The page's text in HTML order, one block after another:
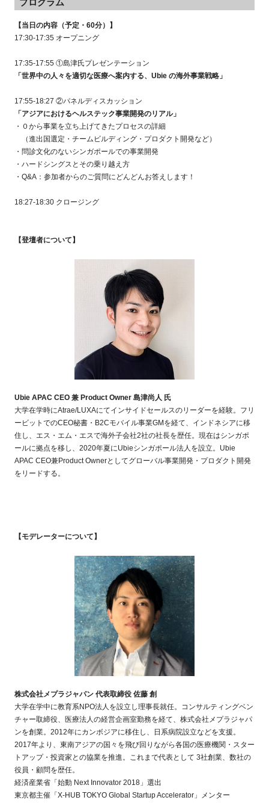
プログラム
【当日の内容（予定・60分）】
17:30-17:35 オープニング
17:35-17:55 ①島津氏プレゼンテーション
「世界中の人々を適切な医療へ案内する、Ubie の海外事業戦略」
17:55-18:27 ②パネルディスカッション
「アジアにおけるヘルステック事業開発のリアル」
・０から事業を立ち上げてきたプロセスの詳細
（進出国選定・チームビルディング・プロダクト開発など）
・問診文化のないシンガポールでの事業開発
・ハードシングスとその乗り越え方
・Q&A：参加者からのご質問にどんどんお答えします！
18:27-18:30 クロージング
【登壇者について】
Ubie APAC CEO 兼 Product Owner 島津尚人 氏
大学在学時にAtrae/LUXAにてインサイドセールスのリーダーを経験。フリ
ービットでのCEO秘書・B2Cモバイル事業GMを経て、インドネシアに移
住し、エス・エム・エスで海外子会社2社の社長を歴任。現在はシンガポ
ールに拠点を移し、2020年夏にUbieシンガポール法人を設立。Ubie
APAC CEO兼Product Ownerとしてグローバル事業開発・プロダクト開発
をリードする。
【モデレーターについて】
株式会社メプラジャパン 代表取締役 佐藤 創
大学在学中に教育系NPO法人を設立し理事長就任。コンサルティングベン
チャー取締役、医療法人の経営企画室勤務を経て、株式会社メプラジャパ
ンを創業。 2012年にカンボジアに移住し、日系病院設立などを支援。
2017年より、東南アジアの国々を飛び回りながら各国の医療機関・スター
トアップ・投資家との協業を推進。これまで代表として 3社創業、数社の
役員・顧問を歴任。
経済産業省「始動Next Innovator 2018」選出
東京都主催「 X-HUB TOKYO Global Startup Accelerator」メンター